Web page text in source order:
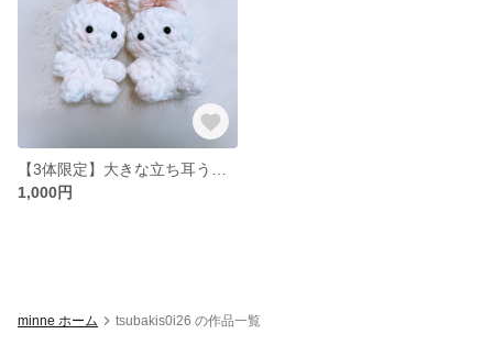
1,000円
minne ホーム tsubakis0i26 の作品一覧